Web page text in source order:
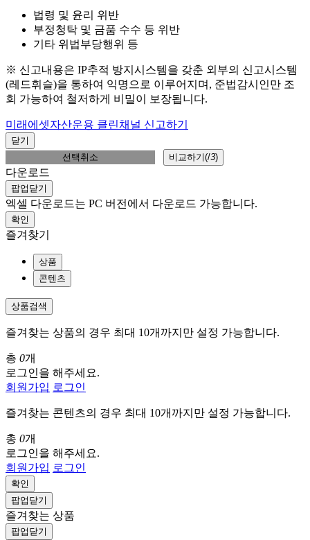
법령 및 윤리 위반
부정청탁 및 금품 수수 등 위반
기타 위법부당행위 등
※ 신고내용은 IP추적 방지시스템을 갖춘 외부의 신고시스템
(레드휘슬)을 통하여 익명으로 이루어지며, 준법감시인만 조
회 가능하여 철저하게 비밀이 보장됩니다.
미래에셋자산운용 클린채널 신고하기
닫기
선택취소
비교하기(/3)
다운로드
팝업닫기
엑셀 다운로드는 PC 버전에서 다운로드 가능합니다.
확인
즐겨찾기
상품
콘텐츠
상품검색
즐겨찾는 상품의 경우 최대 10개까지만 설정 가능합니다.
총 0개
로그인을 해주세요.
회원가입 로그인
즐겨찾는 콘텐츠의 경우 최대 10개까지만 설정 가능합니다.
총 0개
로그인을 해주세요.
회원가입 로그인
확인
팝업닫기
즐겨찾는 상품
팝업닫기